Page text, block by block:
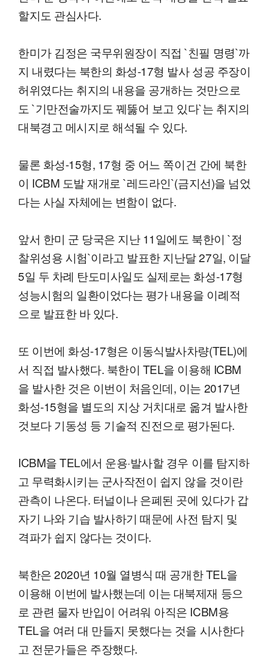
할지도 관심사다.
한미가 김정은 국무위원장이 직접 `친필 명령`까
지 내렸다는 북한의 화성-17형 발사 성공 주장이
허위였다는 취지의 내용을 공개하는 것만으로
도 `기만전술까지도 꿰뚫어 보고 있다`는 취지의
대북경고 메시지로 해석될 수 있다.
물론 화성-15형, 17형 중 어느 쪽이건 간에 북한
이 ICBM 도발 재개로 `레드라인`(금지선)을 넘었
다는 사실 자체에는 변함이 없다.
앞서 한미 군 당국은 지난 11일에도 북한이 `정
찰위성용 시험`이라고 발표한 지난달 27일, 이달
5일 두 차례 탄도미사일도 실제로는 화성-17형
성능시험의 일환이었다는 평가 내용을 이례적
으로 발표한 바 있다.
또 이번에 화성-17형은 이동식발사차량(TEL)에
서 직접 발사했다. 북한이 TEL을 이용해 ICBM
을 발사한 것은 이번이 처음인데, 이는 2017년
화성-15형을 별도의 지상 거치대로 옮겨 발사한
것보다 기동성 등 기술적 진전으로 평가된다.
ICBM을 TEL에서 운용·발사할 경우 이를 탐지하
고 무력화시키는 군사작전이 쉽지 않을 것이란
관측이 나온다. 터널이나 은폐된 곳에 있다가 갑
자기 나와 기습 발사하기 때문에 사전 탐지 및
격파가 쉽지 않다는 것이다.
북한은 2020년 10월 열병식 때 공개한 TEL을
이용해 이번에 발사했는데 이는 대북제재 등으
로 관련 물자 반입이 어려워 아직은 ICBM용
TEL을 여러 대 만들지 못했다는 것을 시사한다
고 전문가들은 주장했다.